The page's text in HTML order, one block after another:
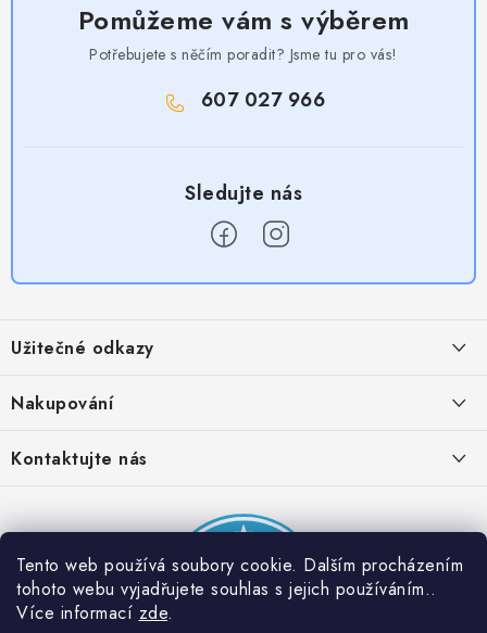
Tento web používá soubory cookie. Dalším procházením
tohoto webu vyjadřujete souhlas s jejich používáním..
Více informací zde.
Pomůžeme vám s výběrem
Potřebujete s něčím poradit? Jsme tu pro vás!
607 027 966
p
a
Užitečné odkazy
Obchodní podmínky
Provizní systém
Partner stránek: Super plecháček
Nakupování
Časté otázky
Podmínky akce 2 + 1 zdarma
Kontaktujte nás